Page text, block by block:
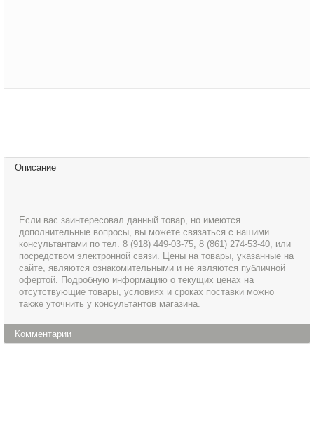
Описание
Если вас заинтересовал данный товар, но имеются
дополнительные вопросы, вы можете связаться с нашими
консультантами по тел. 8 (918) 449-03-75, 8 (861) 274-53-40, или
посредством электронной связи. Цены на товары, указанные на
сайте, являются ознакомительными и не являются публичной
офертой. Подробную информацию о текущих ценах на
отсутствующие товары, условиях и сроках поставки можно
также уточнить у консультантов магазина.
Комментарии